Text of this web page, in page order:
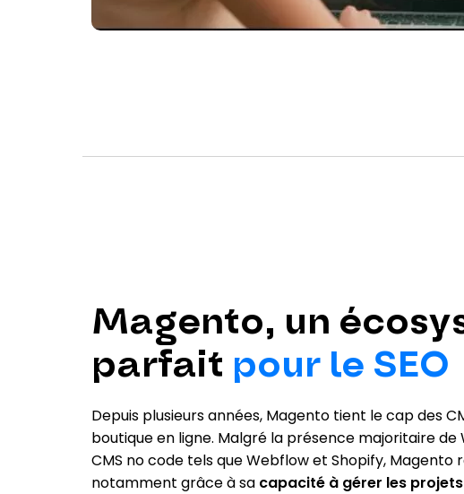
Magento, un
parfait pour le SEO
Depuis plusieurs années, Magento tient le cap des
boutique en ligne. Malgré la présence majoritaire de
CMS no code tels que Webflow et Shopify, Magento
notamment grâce à sa capacité à gérer les